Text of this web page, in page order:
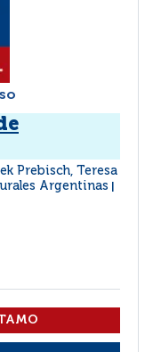
Prebisch, Teresa
Argentinas